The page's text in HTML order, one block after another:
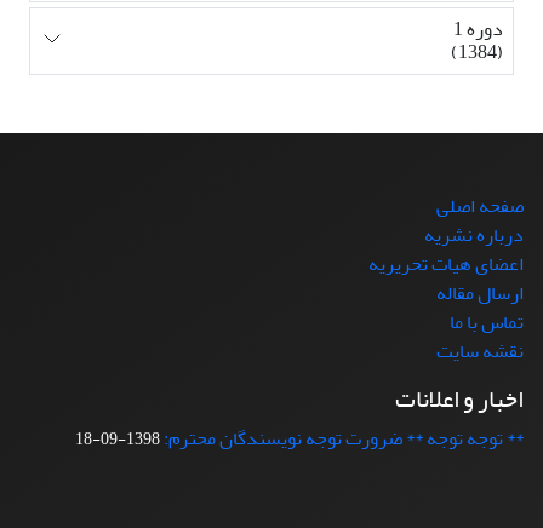
دوره 1
(1384)
صفحه اصلی
درباره نشریه
اعضای هیات تحریریه
ارسال مقاله
تماس با ما
نقشه سایت
اخبار و اعلانات
** توجه توجه ** ضرورت توجه نویسندگان محترم:1398-09-18